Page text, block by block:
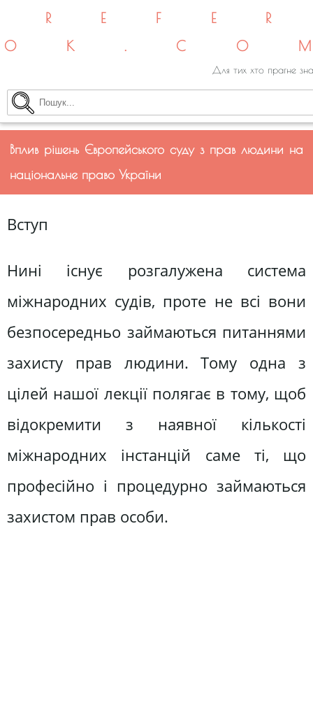
Для тих хто прагне
Вплив рішень Європейського суду з прав людини на
національне право України
Вступ
Нині існує розгалужена система
міжнародних судів, проте не всі вони
безпосередньо займаються питаннями
захисту прав людини. Тому одна з
цілей нашої лекції полягає в тому, щоб
відокремити з наявної кількості
міжнародних інстанцій саме ті, що
професійно і процедурно займаються
захистом прав особи.